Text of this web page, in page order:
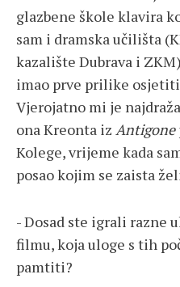
glazbene škole klavira
sam i dramska učilišta
kazalište Dubrava i
imao prve prilike
Vjerojatno mi je
ona Kreonta iz Antigone
Kolege, vrijeme kada
posao kojim se zaista
- Dosad ste igrali razne
filmu, koja uloge s tih
pamtiti?